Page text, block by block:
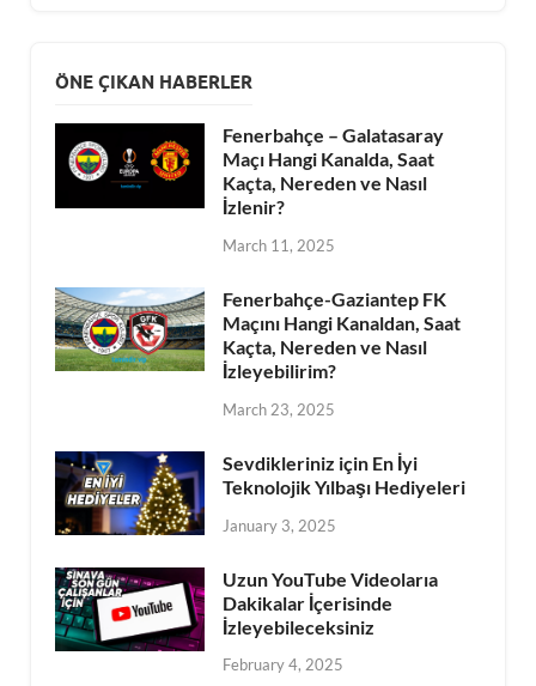
ÖNE ÇIKAN HABERLER
Fenerbahçe – Galatasaray
Maçı Hangi Kanalda, Saat
Kaçta, Nereden ve Nasıl
İzlenir?
March 11, 2025
Fenerbahçe-Gaziantep FK
Maçını Hangi Kanaldan, Saat
Kaçta, Nereden ve Nasıl
İzleyebilirim?
March 23, 2025
Sevdikleriniz için En İyi
Teknolojik Yılbaşı Hediyeleri
January 3, 2025
Uzun YouTube Videolarıa
Dakikalar İçerisinde
İzleyebileceksiniz
February 4, 2025